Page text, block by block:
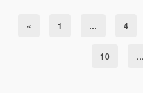
« 1 … 4
10 …